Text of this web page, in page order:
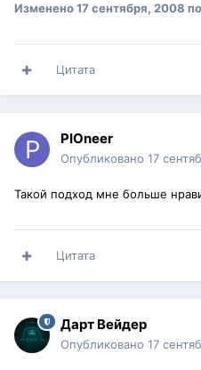
Изменено17 сентября, 2008
Цитата
PIOneer
Опубликовано 17
Такой подход мне больше
Цитата
Дарт Вейдер
Опубликовано 17